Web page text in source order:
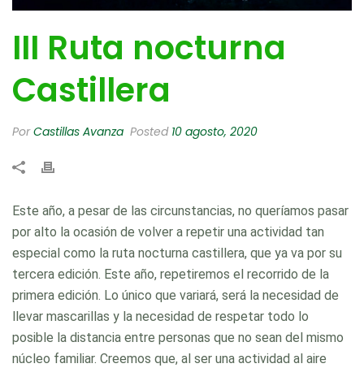
III Ruta nocturna
Castillera
PorCastillas Avanza Posted 10 agosto, 2020
Este año, a pesar de las circunstancias, no queríamos pasar
por alto la ocasión de volver a repetir una actividad tan
especial como la ruta nocturna castillera, que ya va por su
tercera edición. Este año, repetiremos el recorrido de la
primera edición. Lo único que variará, será la necesidad de
llevar mascarillas y la necesidad de respetar todo lo
posible la distancia entre personas que no sean del mismo
núcleo familiar. Creemos que, al ser una actividad al aire